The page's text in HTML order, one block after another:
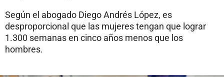
Según el abogado Diego Andrés López, es
desproporcional que las mujeres tengan que lograr
1.300 semanas en cinco años menos que los
hombres.